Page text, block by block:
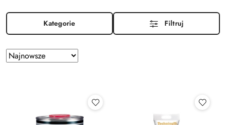
Kategorie Filtruj
Zastosowano
sortowanie:
Sortuj
według